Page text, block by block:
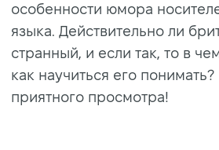
особенности юмора
языка. Действительно ли
странный, и если так, то в
как научиться его
приятного просмотра!